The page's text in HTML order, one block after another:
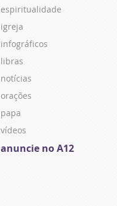
espiritualidade
igreja
infográficos
libras
notícias
orações
papa
vídeos
anuncie no A12